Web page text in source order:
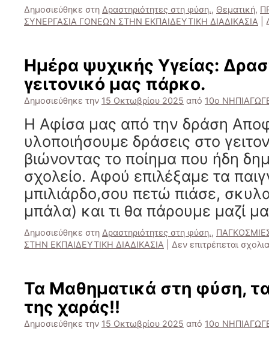
σύνδεση
2025
Δημοσιεύθηκε στη Δραστηριότητες στη φύση., Θεματική,
ΣΥΝΕΡΓΑΣΙΑ ΓΟΝΕΩΝ ΣΤΗΝ ΕΚΠΑΙΔΕΥΤΙΚΗ ΔΙΑΔΙΚΑΣΙΑ
Ημέρα ψυχικής Υγείας:
γειτονικό μας πάρκο.
Δημοσιεύθηκε την 15 Οκτωβρίου 2025 από 10ο
Η Αφίσα μας από την δράση
υλοποιήσουμε δράσεις στο
βιώνοντας το ποίημα που ήδη
σχολείο. Αφού επιλέξαμε τα
μπιλιάρδο,σου πετώ πιάσε,
μπάλα) και τι θα πάρουμε μαζί
Δημοσιεύθηκε στη Δραστηριότητες στη φύση.,
ΣΤΗΝ ΕΚΠΑΙΔΕΥΤΙΚΗ ΔΙΑΔΙΚΑΣΙΑ
Δεν επιτρέπεται
Τα Μαθηματικά στη φύση,
της χαράς!!
Δημοσιεύθηκε την 15 Οκτωβρίου 2025 από 10ο